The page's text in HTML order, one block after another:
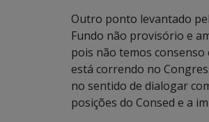
Outro ponto levantado
Fundo não provisório e
pois não temos
está correndo no
no sentido de dialogar
posições do Consed e a